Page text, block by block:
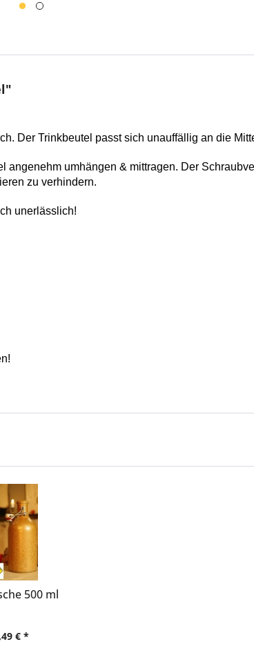
Der Trinkbeutel passt sich unauffällig an die
angenehm umhängen & mittragen. Der
zu verhindern.
unerlässlich!
500 ml
€ *